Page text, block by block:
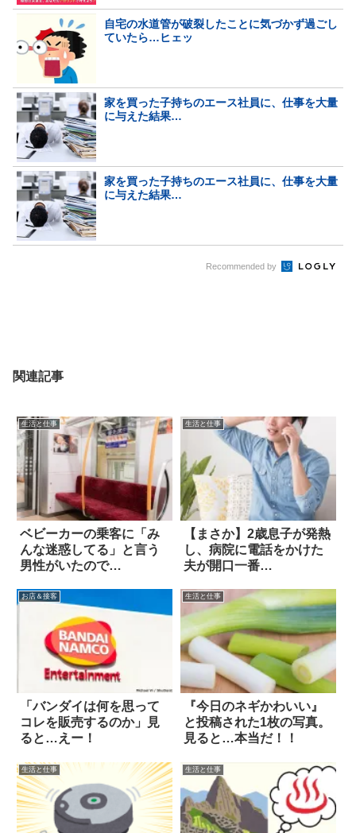
自宅の水道管が破裂したことに気づかず過ごし
ていたら…ヒェッ
家を買った子持ちのエース社員に、仕事を大量
に与えた結果…
家を買った子持ちのエース社員に、仕事を大量
に与えた結果…
Recommended by
関連記事
生活と仕事
ベビーカーの乗客に「み
んな迷惑してる」と言う
男性がいたので…
生活と仕事
【まさか】2歳息子が発熱
し、病院に電話をかけた
夫が開口一番…
お店＆接客
「バンダイは何を思って
コレを販売するのか」見
ると…えー！
生活と仕事
『今日のネギかわいい』
と投稿された1枚の写真。
見ると…本当だ！！
生活と仕事 生活と仕事